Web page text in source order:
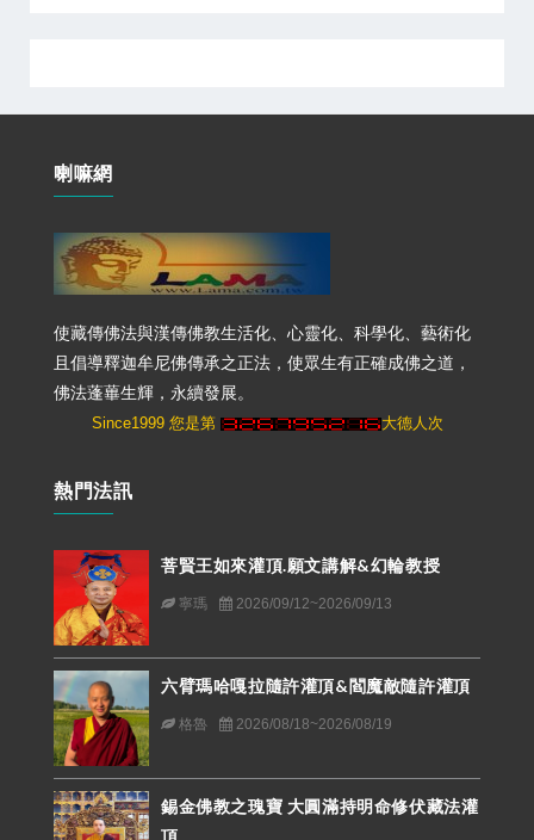
喇嘛網
使藏傳佛法與漢傳佛教生活化、心靈化、科學化、藝術化
且倡導釋迦牟尼佛傳承之正法，使眾生有正確成佛之道，
佛法蓬蓽生輝，永續發展。
Since1999 您是第 大德人次
熱門法訊
菩賢王如來灌頂.願文講解&幻輪教授
寧瑪 2026/09/12~2026/09/13
六臂瑪哈嘎拉隨許灌頂&閻魔敵隨許灌頂
格魯 2026/08/18~2026/08/19
錫金佛教之瑰寶 大圓滿持明命修伏藏法灌